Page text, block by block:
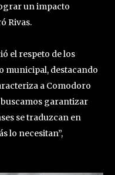
un impacto
Rivas.
el respeto de los
municipal, destacando
a Comodoro
buscamos garantizar
se traduzcan en
lo necesitan”,